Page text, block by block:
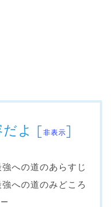
よ [非表示]
への道のあらすじ
への道のみどころ